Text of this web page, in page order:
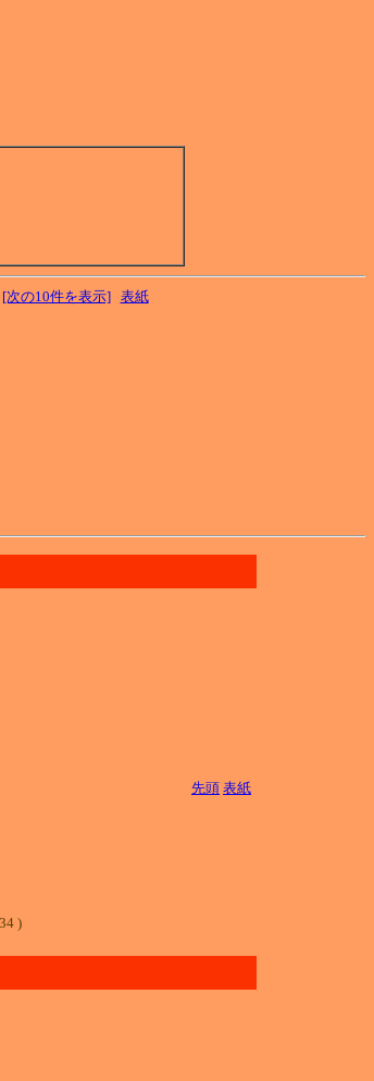
[次の10件を表示] 表紙
先頭 表紙
)